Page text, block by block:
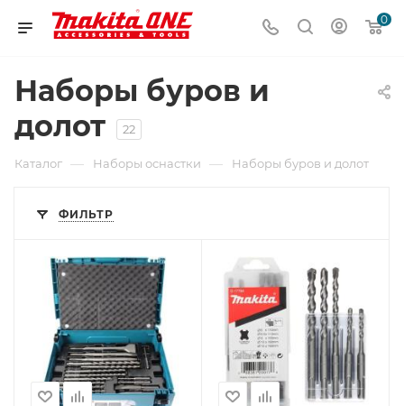
0
Наборы буров и
долот
22
Каталог — Наборы оснастки — Наборы буров и долот
ФИЛЬТР